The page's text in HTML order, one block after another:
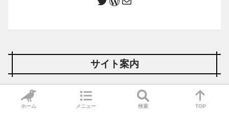
サイト案内
映画サイトマップ 50音順
ホーム メニュー 検索 TOP